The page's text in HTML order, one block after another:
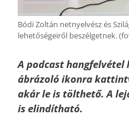
Bódi Zoltán netnyelvész és
lehetőségeiről beszélgetnek.
A podcast hangfelvétel
ábrázoló ikonra
akár le is tölthető. A
is elindítható.